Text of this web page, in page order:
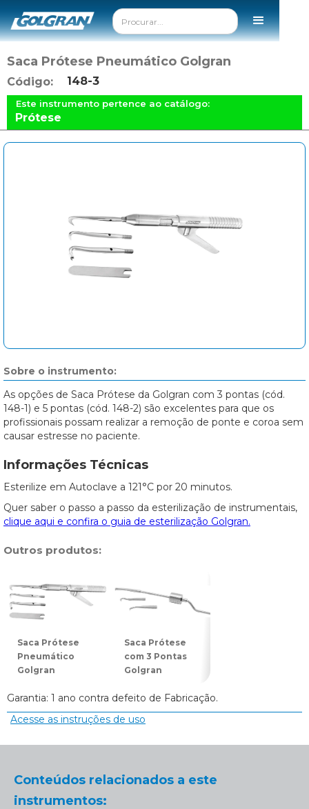
Saca Prótese Pneumático Golgran
Código: 148-3
Este instrumento pertence ao catálogo:
Prótese
Sobre o instrumento:
As opções de Saca Prótese da Golgran com 3 pontas (cód.
148-1) e 5 pontas (cód. 148-2) são excelentes para que os
profissionais possam realizar a remoção de ponte e coroa sem
causar estresse no paciente.
Informações Técnicas
Esterilize em Autoclave a 121°C por 20 minutos.
Quer saber o passo a passo da esterilização de instrumentais,
clique aqui e confira o guia de esterilização Golgran.
Outros produtos:
Saca Prótese
Pneumático
Golgran
Saca Prótese
com 3 Pontas
Golgran
Garantia: 1 ano contra defeito de Fabricação.
Acesse as instruções de uso
Conteúdos relacionados a este
instrumentos: